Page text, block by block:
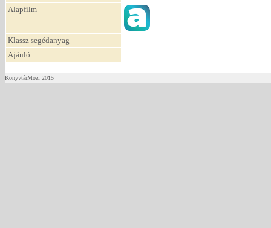
Alapfilm
Klassz segédanyag
Ajánló
KönyvtárMozi 2015